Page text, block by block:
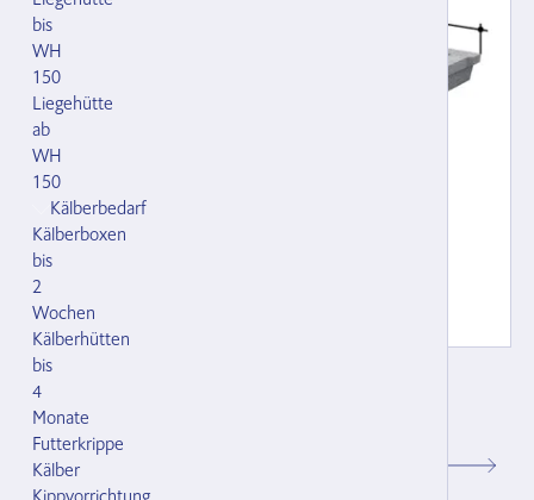
bis
WH
150
Liegehütte
ab
WH
150
Kälberbedarf
Kälberboxen
bis
2
Wochen
Kälberhütten
bis
4
Monate
Futterkrippe
Kälber
Rost Willisauer 20/439 Langschlitz 39 mm
200 x 100 x 20 cm (LxBxH), 436 kg
100005.001
CHF 251.00